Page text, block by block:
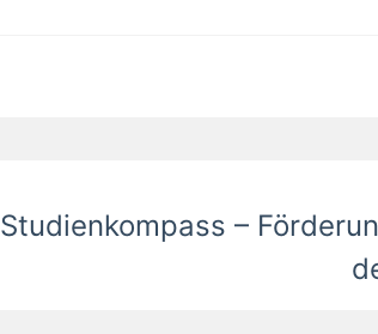
Studienkompass –